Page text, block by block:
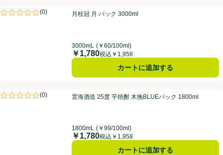
月桂冠 月 パック 3000ml
(0)
評価は0件のレビューで5点中0.0点。 月桂冠 月 パック 3000ml
3000mL (￥60/100ml)
価格
￥1,780税込￥1,958
カートに追加する
雲海酒造 25度 芋焼酎 木挽BLUEパック 1800ml
(0)
評価は0件のレビューで5点中0.0点。雲海酒造 25度 芋焼酎 木挽BLUEパック 1800ml
1800mL (￥99/100ml)
価格
￥1,780税込￥1,958
カートに追加する